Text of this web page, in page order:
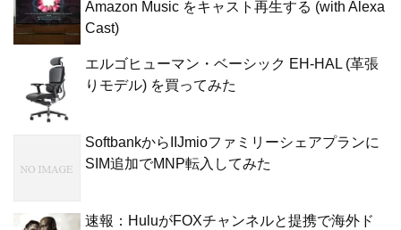
Amazon Music をキャスト再生する (with Alexa
Cast)
エルゴヒューマン・ベーシック EH-HAL (革張
りモデル) を買ってみた
SoftbankからIIJmioファミリーシェアプランに
SIM追加でMNP転入してみた
速報：HuluがFOXチャンネルと提携で海外ド